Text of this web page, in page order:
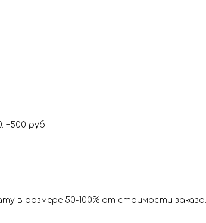
+500 руб.
в размере 50-100% от стоимости заказа.